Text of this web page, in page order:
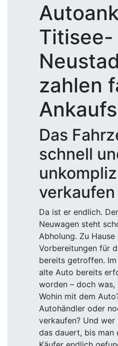
Titisee-
zahlen
Das
schnell
verkaufen
Da ist er endlich.
Neuwagen steht
Abholung. Zu Hause
Vorbereitungen für
bereits getroffen.
alte Auto bereits
worden – doch was,
Wohin mit dem
Autohändler oder
verkaufen? Und
das dauert, bis man